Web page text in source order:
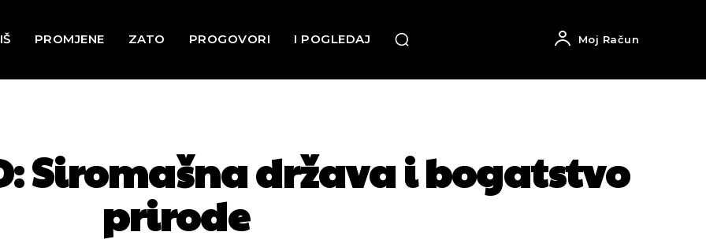
PROMJENE ZATO PROGOVORI I POGLEDAJ Moj Račun
Siromašna država i bogatstvo
prirode